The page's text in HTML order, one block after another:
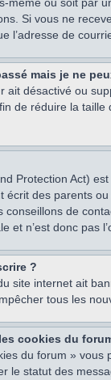
Si vous ne
l’adresse de
mais je ne
ait désactivé ou
de réduire la
Protection Act)
écrit des parents
conseillons de
et n’est donc pas
?
site internet ait
tous les
cookies du
du forum »
le statut des